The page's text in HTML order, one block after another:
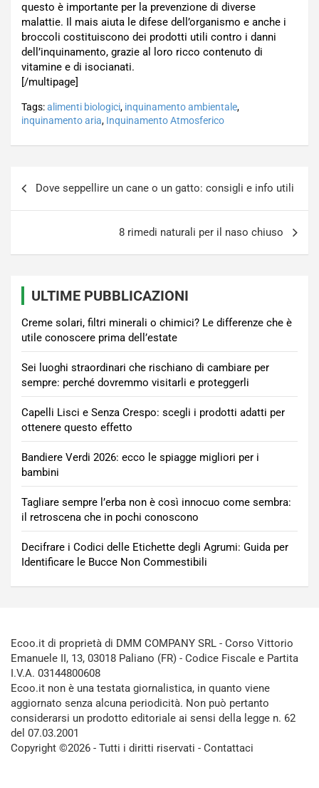
questo è importante per la prevenzione di diverse
malattie. Il mais aiuta le difese dell’organismo e anche i
broccoli costituiscono dei prodotti utili contro i danni
dell’inquinamento, grazie al loro ricco contenuto di
vitamine e di isocianati.
[/multipage]
Tags:alimenti biologici, inquinamento ambientale,
inquinamento aria, Inquinamento Atmosferico
Dove seppellire un cane o un gatto: consigli e info utili
8 rimedi naturali per il naso chiuso
ULTIME PUBBLICAZIONI
Creme solari, filtri minerali o chimici? Le differenze che è
utile conoscere prima dell’estate
Sei luoghi straordinari che rischiano di cambiare per
sempre: perché dovremmo visitarli e proteggerli
Capelli Lisci e Senza Crespo: scegli i prodotti adatti per
ottenere questo effetto
Bandiere Verdi 2026: ecco le spiagge migliori per i
bambini
Tagliare sempre l’erba non è così innocuo come sembra:
il retroscena che in pochi conoscono
Decifrare i Codici delle Etichette degli Agrumi: Guida per
Identificare le Bucce Non Commestibili
Ecoo.it di proprietà di DMM COMPANY SRL - Corso Vittorio
Emanuele II, 13, 03018 Paliano (FR) - Codice Fiscale e Partita
I.V.A. 03144800608
Ecoo.it non è una testata giornalistica, in quanto viene
aggiornato senza alcuna periodicità. Non può pertanto
considerarsi un prodotto editoriale ai sensi della legge n. 62
del 07.03.2001
Copyright ©2026 - Tutti i diritti riservati - Contattaci